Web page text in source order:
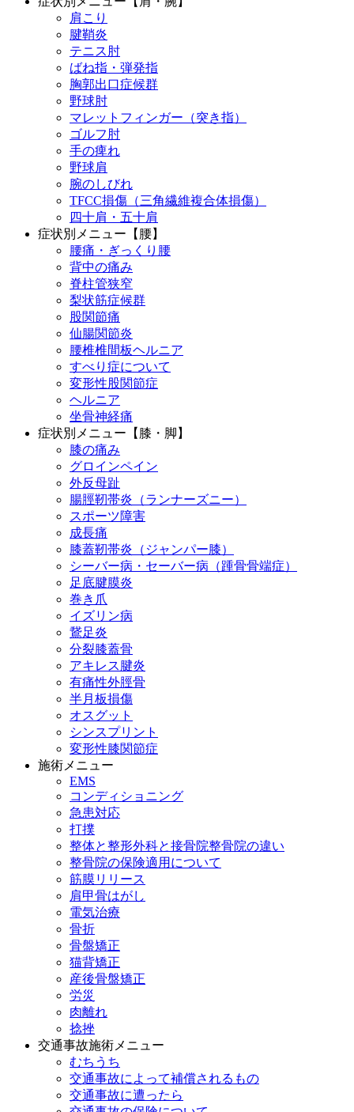
肩こり
腱鞘炎
テニス肘
ばね指・弾発指
胸郭出口症候群
野球肘
マレットフィンガー（突き指）
ゴルフ肘
手の痺れ
野球肩
腕のしびれ
TFCC損傷（三角繊維複合体損傷）
四十肩・五十肩
症状別メニュー【腰】
腰痛・ぎっくり腰
背中の痛み
脊柱管狭窄
梨状筋症候群
股関節痛
仙腸関節炎
腰椎椎間板ヘルニア
すべり症について
変形性股関節症
ヘルニア
坐骨神経痛
症状別メニュー【膝・脚】
膝の痛み
グロインペイン
外反母趾
腸脛靭帯炎（ランナーズニー）
スポーツ障害
成長痛
膝蓋靭帯炎（ジャンパー膝）
シーバー病・セーバー病（踵骨骨端症）
足底腱膜炎
巻き爪
イズリン病
鵞足炎
分裂膝蓋骨
アキレス腱炎
有痛性外脛骨
半月板損傷
オスグット
シンスプリント
変形性膝関節症
施術メニュー
EMS
コンディショニング
急患対応
打撲
整体と整形外科と接骨院整骨院の違い
整骨院の保険適用について
筋膜リリース
肩甲骨はがし
電気治療
骨折
骨盤矯正
猫背矯正
産後骨盤矯正
労災
肉離れ
捻挫
交通事故施術メニュー
むちうち
交通事故によって補償されるもの
交通事故に遭ったら